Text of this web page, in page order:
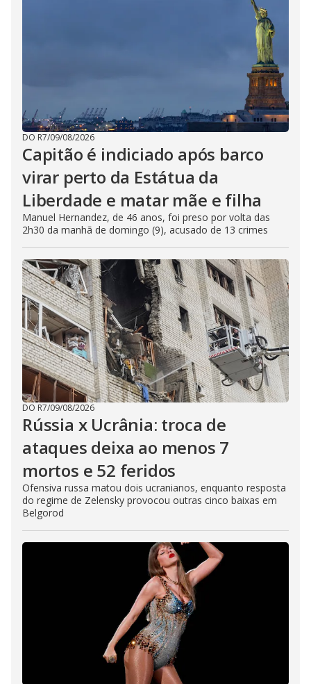
DO R7/09/08/2026
Capitão é indiciado após barco
virar perto da Estátua da
Liberdade e matar mãe e filha
Manuel Hernandez, de 46 anos, foi preso por volta das
2h30 da manhã de domingo (9), acusado de 13 crimes
DO R7/09/08/2026
Rússia x Ucrânia: troca de
ataques deixa ao menos 7
mortos e 52 feridos
Ofensiva russa matou dois ucranianos, enquanto resposta
do regime de Zelensky provocou outras cinco baixas em
Belgorod